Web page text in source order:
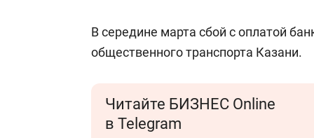
В середине марта сбой с оплатой
общественного транспорта Казани.
Читайте БИЗНЕС Online
в Telegram